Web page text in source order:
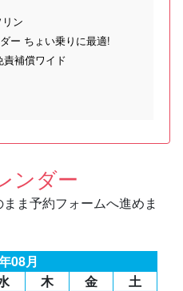
ン
ー ちょい乗りに最適!
補償ワイド
ンダー
ま予約フォームへ進めま
08月
木 金
土